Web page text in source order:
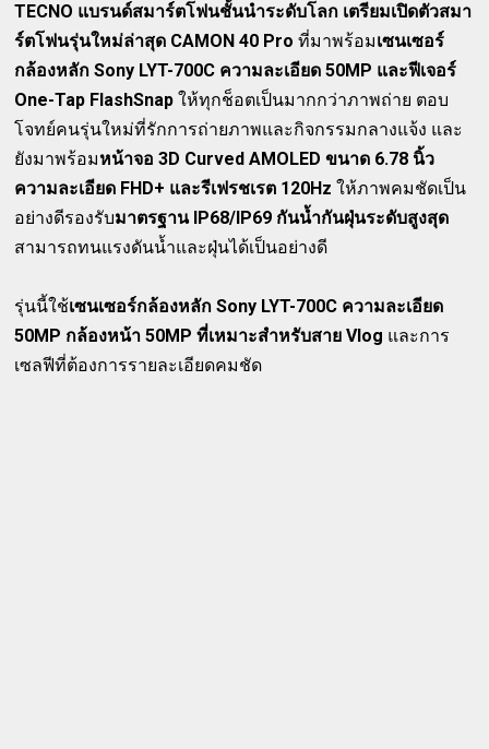
TECNO แบรนด์สมาร์ตโฟนชั้นนำระดับโลก เตรียมเปิดตัวสมา
ร์ตโฟนรุ่นใหม่ล่าสุด CAMON 40 Proที่มาพร้อมเซนเซอร์
กล้องหลัก Sony LYT-700C ความละเอียด 50MP และฟีเจอร์
One-Tap FlashSnap ให้ทุกช็อตเป็นมากกว่าภาพถ่าย ตอบ
โจทย์คนรุ่นใหม่ที่รักการถ่ายภาพและกิจกรรมกลางแจ้ง และ
ยังมาพร้อมหน้าจอ 3D Curved AMOLED ขนาด 6.78 นิ้ว
ความละเอียด FHD+ และรีเฟรชเรต 120Hzให้ภาพคมชัดเป็น
อย่างดีรองรับมาตรฐาน IP68/IP69 กันน้ำกันฝุ่นระดับสูงสุด
สามารถทนแรงดันน้ำและฝุ่นได้เป็นอย่างดี
รุ่นนี้ใช้เซนเซอร์กล้องหลัก Sony LYT-700C ความละเอียด
50MP กล้องหน้า 50MP ที่เหมาะสำหรับสาย Vlog และการ
เซลฟีที่ต้องการรายละเอียดคมชัด